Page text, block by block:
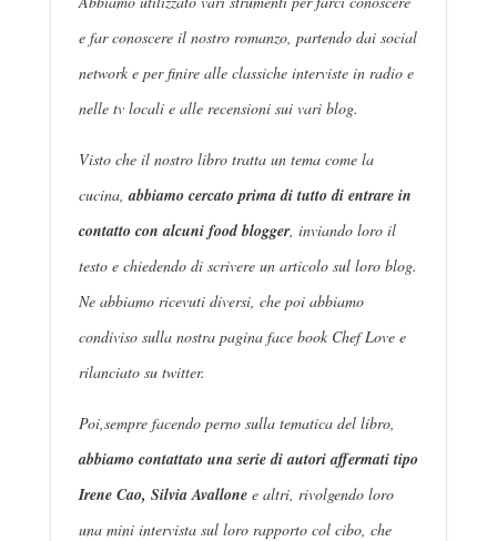
e far conoscere il nostro romanzo, partendo dai social
network e per finire alle classiche interviste in radio e
nelle tv locali e alle recensioni sui vari blog.
Visto che il nostro libro tratta un tema come la
cucina,abbiamo cercato prima di tutto di entrare in
contatto con alcuni food blogger, inviando loro il
testo e chiedendo di scrivere un articolo sul loro blog.
Ne abbiamo ricevuti diversi, che poi abbiamo
condiviso sulla nostra pagina face book Chef Love e
rilanciato su twitter.
Poi,sempre facendo perno sulla tematica del libro,
abbiamo contattato una serie di autori affermati tipo
Irene Cao, Silvia Avallonee altri, rivolgendo loro
una mini intervista sul loro rapporto col cibo, che